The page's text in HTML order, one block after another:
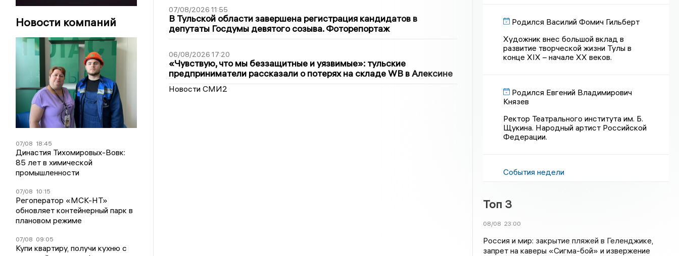
Новости компаний
07/08 18:45
Династия Тихомировых-Вовк:
85 лет в химической
промышленности
07/08 10:15
Регоператор «МСК-НТ»
обновляет контейнерный парк в
плановом режиме
07/08 09:05
Купи квартиру, получи кухню с
07/08/2026 11:55
В Тульской области завершена регистрация кандидатов в
депутаты Госдумы девятого созыва. Фоторепортаж
06/08/2026 17:20
«Чувствую, что мы беззащитные и уязвимые»: тульские
предприниматели рассказали о потерях на складе WB в Алексине
Новости СМИ2
Родился Василий Фомич Гильберт
Художник внес большой вклад в
развитие творческой жизни Тулы в
конце XIX – начале XX веков.
Родился Евгений Владимирович
Князев
Ректор Театрального института им. Б.
Щукина. Народный артист Российской
Федерации.
События недели
Топ 3
08/08 23:00
Россия и мир: закрытие пляжей в Геленджике,
запрет на каверы «Сигма-бой» и извержение